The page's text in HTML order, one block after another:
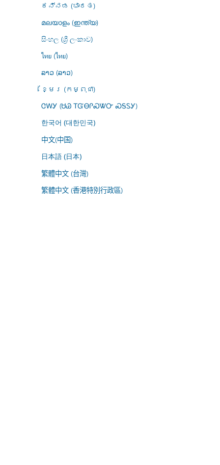
ಕನ್ನಡ (ಭಾರತ)
മലയാളം (ഇന്ത്യ)
සිංහල (ශ්‍රී ලංකාව)
ไทย (ไทย)
ລາວ (ລາວ)
ខ្មែរ (កម្ពុជា)
ᏣᎳᎩ (ᏌᏊ ᎢᏳᎾᎵᏍᏔᏅ ᏍᎦᏚᎩ)
한국어 (대한민국)
中文(中国)
日本語 (日本)
繁體中文 (台灣)
繁體中文 (香港特別行政區)